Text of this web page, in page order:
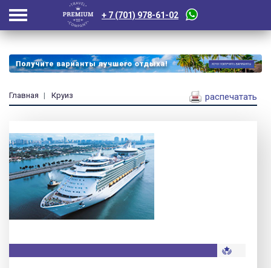
+ 7 (701) 978-61-02
Главная Круиз распечатать